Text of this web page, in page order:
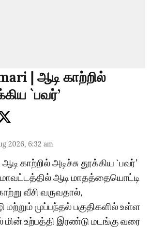
| ஆடி காற்றில்
`பவர்’
2026, 6:32 am
காற்றில் அடிச்சு தூக்கிய `பவர்’
மாவட்டத்தில் ஆடி மாதத்தையொட்டி
வீசி வருவதால்,
முப்பந்தல் பகுதிகளில் உள்ள
மின் உற்பத்தி இரண்டு மடங்கு வரை